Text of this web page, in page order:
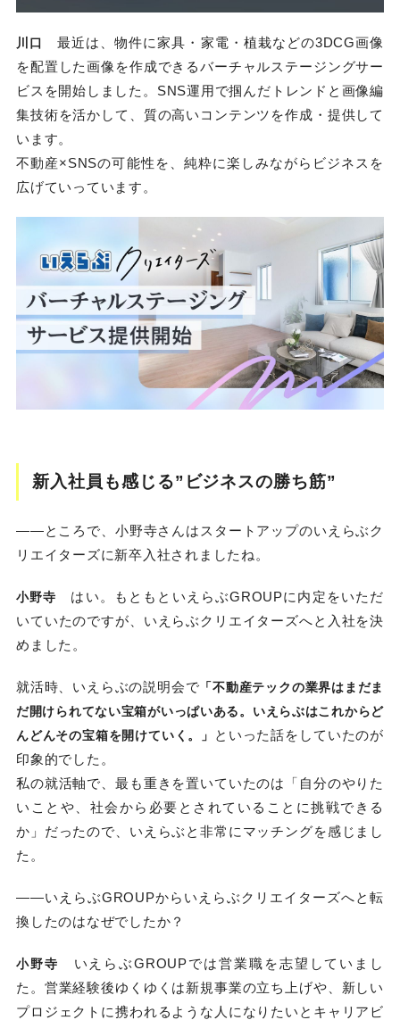
川口
最近は、物件に家具・家電・植栽などの3DCG画像
を配置した画像を作成できるバーチャルステージングサー
ビスを開始しました。SNS運用で掴んだトレンドと画像編
集技術を活かして、質の高いコンテンツを作成・提供して
います。
不動産×SNSの可能性を、純粋に楽しみながらビジネスを
広げていっています。
新入社員も感じる”ビジネスの勝ち筋”
——ところで、小野寺さんはスタートアップのいえらぶク
リエイターズに新卒入社されましたね。
小野寺
はい。もともといえらぶGROUPに内定をいただ
いていたのですが、いえらぶクリエイターズへと入社を決
めました。
就活時、いえらぶの説明会で 「不動産テックの業界はまだま
だ開けられてない宝箱がいっぱいある。いえらぶはこれからど
んどんその宝箱を開けていく。」
といった話をしていたのが
印象的でした。
私の就活軸で、最も重きを置いていたのは「自分のやりた
いことや、社会から必要とされていることに挑戦できる
か」だったので、いえらぶと非常にマッチングを感じまし
た。
——いえらぶGROUPからいえらぶクリエイターズへと転
換したのはなぜでしたか？
小野寺
いえらぶGROUPでは営業職を志望していまし
た。営業経験後ゆくゆくは新規事業の立ち上げや、新しい
プロジェクトに携われるような人になりたいとキャリアビ